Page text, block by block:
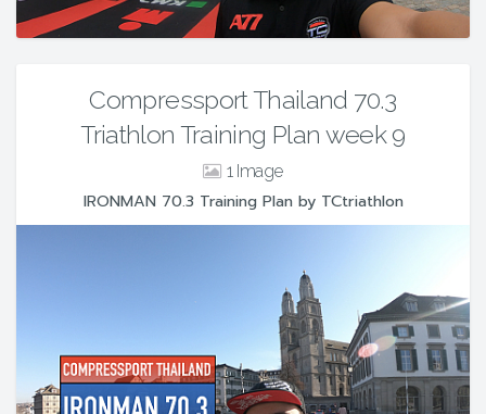
Compressport Thailand 70.3
Triathlon Training Plan week 9
1
IRONMAN 70.3 Training Plan by TCtriathlon